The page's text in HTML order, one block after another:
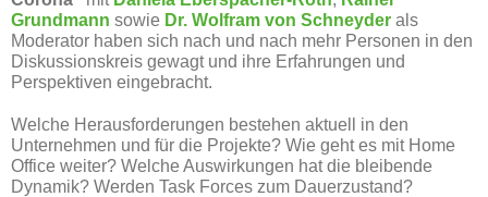
Grundmann sowie Dr. Wolfram von Schneyder als
Moderator haben sich nach und nach mehr Personen in den
Diskussionskreis gewagt und ihre Erfahrungen und
Perspektiven eingebracht.
Welche Herausforderungen bestehen aktuell in den
Unternehmen und für die Projekte? Wie geht es mit Home
Office weiter? Welche Auswirkungen hat die bleibende
Dynamik? Werden Task Forces zum Dauerzustand?